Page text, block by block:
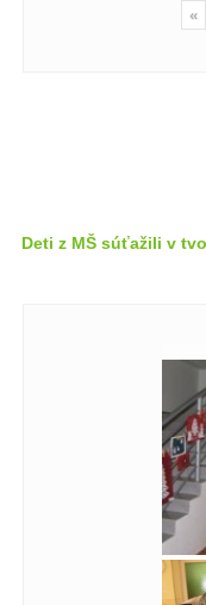
«
Deti z MŠ súťažili v